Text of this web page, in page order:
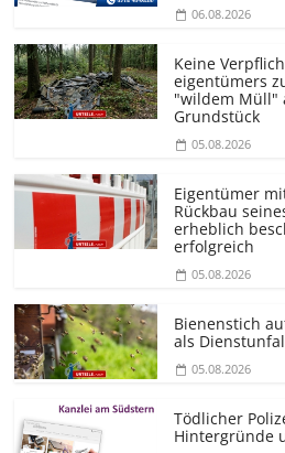
06.08.2026
Keine
eigentümers
"wildem Müll"
Grundstück
05.08.2026
Eigentümer
Rückbau
erheblich
erfolgreich
05.08.2026
Bienenstich
als
05.08.2026
Tödlicher
Hintergründe